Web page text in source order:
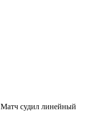
Матч судил линейный